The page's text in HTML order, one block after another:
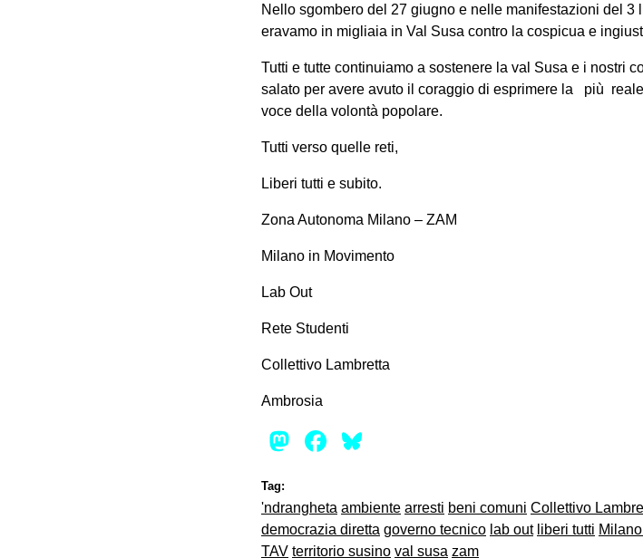
Nello sgombero del 27 giugno e nelle manifestazioni del 3
eravamo in migliaia in Val Susa contro la cospicua e
Tutti e tutte continuiamo a sostenere la val Susa e i nostri
salato per avere avuto il coraggio di esprimere la più
voce della volontà popolare.
Tutti verso quelle reti,
Liberi tutti e subito.
Zona Autonoma Milano – ZAM
Milano in Movimento
Lab Out
Rete Studenti
Collettivo Lambretta
Ambrosia
Mastodon
Facebook
Tag:
'ndrangheta ambiente arresti beni comuni Collettivo
democrazia diretta governo tecnico lab out liberi tutti
TAV territorio susino val susa zam